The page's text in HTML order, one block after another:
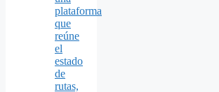
plataforma
que
reúne
el
estado
de
rutas,